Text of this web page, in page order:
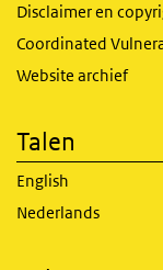
Disclaimer en
Coordinated
Website archief
Talen
English
Nederlands